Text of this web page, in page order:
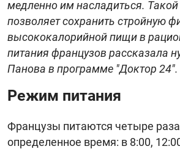
медленно им насладиться. Такой
позволяет сохранить стройную
высококалорийной пищи в
питания французов рассказала
Панова в программе "Доктор 24".
Режим питания
Французы питаются четыре
определенное время: в 8:00,